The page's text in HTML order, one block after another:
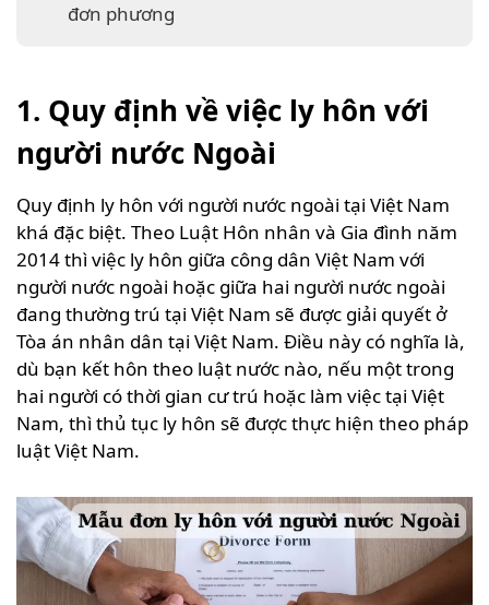
đơn phương
1. Quy định về việc ly hôn với
người nước Ngoài
Quy định ly hôn với người nước ngoài tại Việt Nam
khá đặc biệt. Theo Luật Hôn nhân và Gia đình năm
2014 thì việc ly hôn giữa công dân Việt Nam với
người nước ngoài hoặc giữa hai người nước ngoài
đang thường trú tại Việt Nam sẽ được giải quyết ở
Tòa án nhân dân tại Việt Nam. Điều này có nghĩa là,
dù bạn kết hôn theo luật nước nào, nếu một trong
hai người có thời gian cư trú hoặc làm việc tại Việt
Nam, thì thủ tục ly hôn sẽ được thực hiện theo pháp
luật Việt Nam.